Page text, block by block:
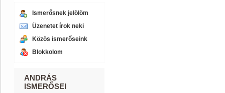
Ismerősnek jelölöm
Üzenetet írok neki
Közös ismerőseink
Blokkolom
ANDRÁS
ISMERŐSEI